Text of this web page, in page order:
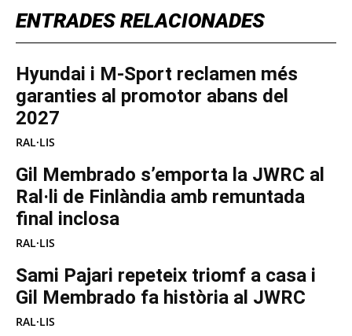
ENTRADES RELACIONADES
Hyundai i M-Sport reclamen més
garanties al promotor abans del
2027
RAL·LIS
Gil Membrado s’emporta la JWRC al
Ral·li de Finlàndia amb remuntada
final inclosa
RAL·LIS
Sami Pajari repeteix triomf a casa i
Gil Membrado fa història al JWRC
RAL·LIS